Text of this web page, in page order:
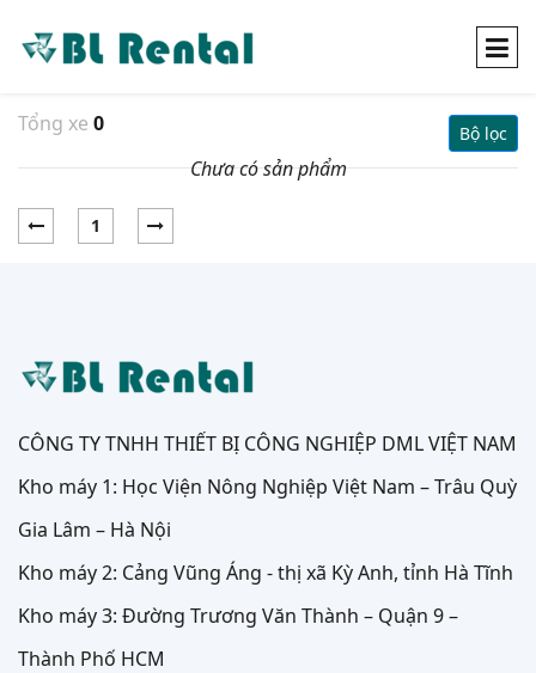
Tổng xe 0 Bộ lọc
Chưa có sản phẩm
1
CÔNG TY TNHH THIẾT BỊ CÔNG NGHIỆP DML VIỆT NAM
Kho máy 1: Học Viện Nông Nghiệp Việt Nam – Trâu Quỳ
Gia Lâm – Hà Nội
Kho máy 2: Cảng Vũng Áng - thị xã Kỳ Anh, tỉnh Hà Tĩnh
Kho máy 3: Đường Trương Văn Thành – Quận 9 –
Thành Phố HCM